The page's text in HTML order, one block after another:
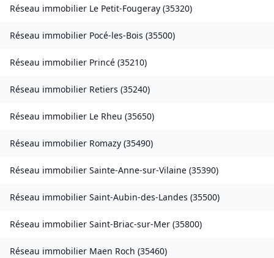
Réseau immobilier Le Petit-Fougeray (35320)
Réseau immobilier Pocé-les-Bois (35500)
Réseau immobilier Princé (35210)
Réseau immobilier Retiers (35240)
Réseau immobilier Le Rheu (35650)
Réseau immobilier Romazy (35490)
Réseau immobilier Sainte-Anne-sur-Vilaine (35390)
Réseau immobilier Saint-Aubin-des-Landes (35500)
Réseau immobilier Saint-Briac-sur-Mer (35800)
Réseau immobilier Maen Roch (35460)